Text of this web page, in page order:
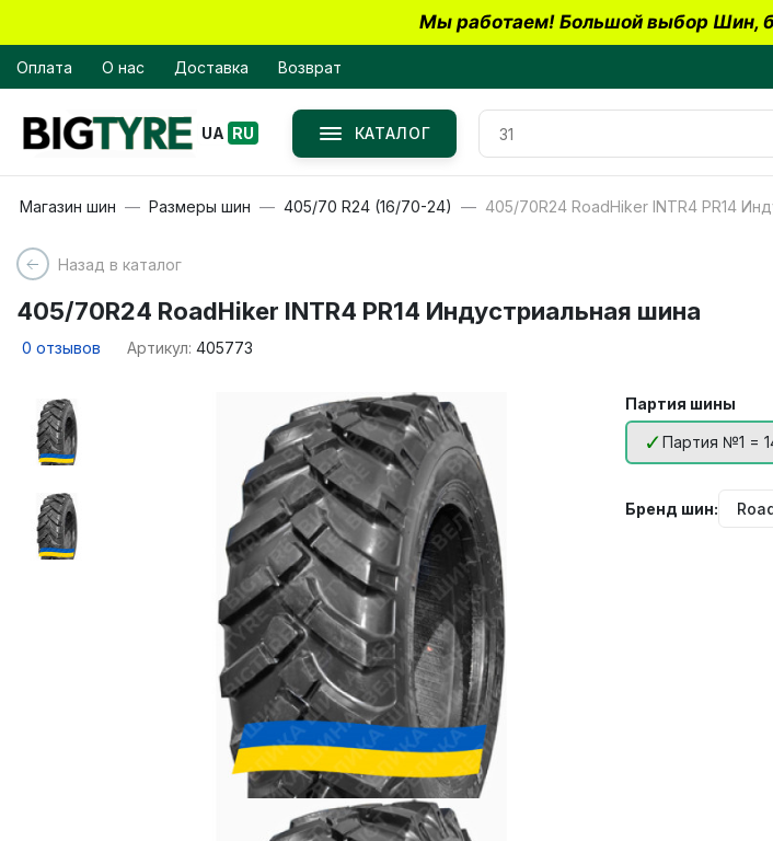
Мы работаем! Большой выбор Шин,
Оплата О нас Доставка Возврат
UA RU КАТАЛОГ
Магазин шин Размеры шин 405/70 R24 (16/70-24) 405/70R24 RoadHiker INTR4 PR14
Назад в каталог
405/70R24 RoadHiker INTR4 PR14 Индустриальная шина
0 отзывов Артикул: 405773
Партия шины
Партия №1 =
Бренд шин: